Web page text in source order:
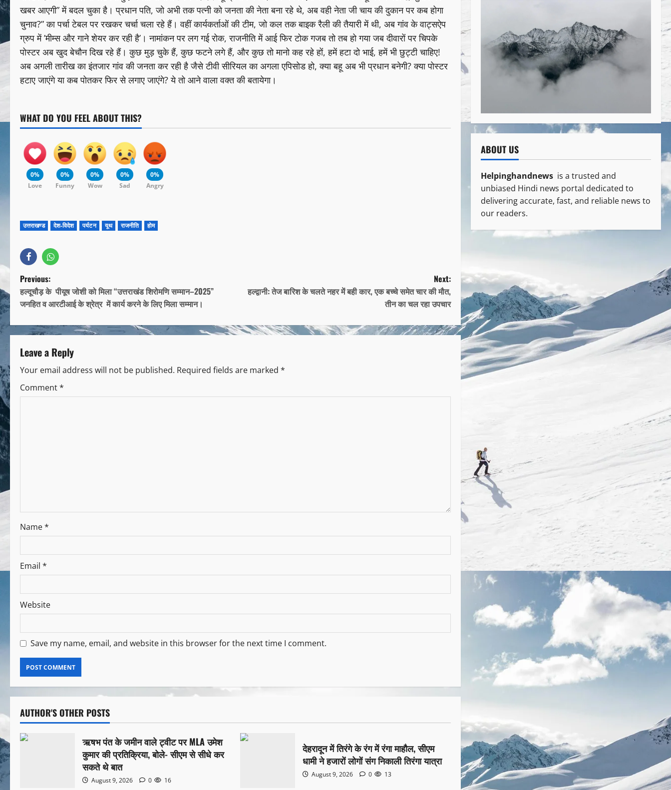
खबर आएगी” में बदल चुका है। प्रधान पति, जो अभी तक पत्नी को जनता की नेता बना रहे थे, अब वही नेता जी चाय की दुकान पर कब होगा
चुनाव?” का पर्चा टेबल पर रखकर चर्चा चला रहे हैं। वहीं कार्यकर्ताओं की टीम, जो कल तक बाइक रैली की तैयारी में थी, अब गांव के वाट्सऐप
ग्रुप में ’मीम्स और गाने शेयर कर रही है’। नामांकन पर लग गई रोक, राजनीति में आई फिर टोक गजब तो तब हो गया जब दीवारों पर चिपके
पोस्टर अब खुद बेचौन दिख रहे हैं। कुछ मुड़ चुके हैं, कुछ फटने लगे हैं, और कुछ तो मानो कह रहे हों, हमें हटा दो भाई, हमें भी छुट्टी चाहिए!
अब अगली तारीख का इंतजार गांव की जनता कर रही है जैसे टीवी सीरियल का अगला एपिसोड हो, क्या बहू अब भी प्रधान बनेगी? क्या पोस्टर
हटाए जाएंगे या कब पोतकर फिर से लगाए जाएंगे? ये तो आने वाला वक्त की बतायेगा।
WHAT DO YOU FEEL ABOUT THIS?
0%
Love
0%
Funny
0%
Wow
0%
Sad
0%
Angry
उत्तराखण्ड देश-विदेश पर्यटन यूथ राजनीति होम
Previous:
हल्दूचौड़ के पीयूष जोशी को मिला “उत्तराखंड शिरोमणि सम्मान–2025”
जनहित व आरटीआई के श्रेत्र में कार्य करने के लिए मिला सम्मान।
Next:
हल्द्वानी: तेज बारिश के चलते नहर में बही कार, एक बच्चे समेत चार की मौत,
तीन का चल रहा उपचार
Leave a Reply
Your email address will not be published. Required fields are marked *
Comment*
Name*
Email *
Website
Save my name, email, and website in this browser for the next time I comment.
AUTHOR'S OTHER POSTS
ऋषभ पंत के जमीन वाले ट्वीट पर MLA उमेश
कुमार की प्रतिक्रिया, बोले- सीएम से सीधे कर
सकते थे बात
August 9, 2026 0 16
देहरादून में तिरंगे के रंग में रंगा माहौल, सीएम
धामी ने हजारों लोगों संग निकाली तिरंगा यात्रा
August 9, 2026 0 13
ABOUT US
Helpinghandnews is a trusted and
unbiased Hindi news portal dedicated to
delivering accurate, fast, and reliable news to
our readers.